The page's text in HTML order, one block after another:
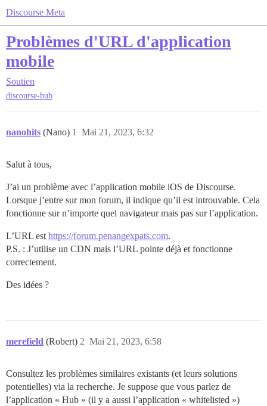
Discourse Meta
Problèmes d'URL d'application
mobile
Soutien
discourse-hub
nanohits (Nano) Mai 21, 2023, 6:32
1
Salut à tous,
J’ai un problème avec l’application mobile iOS de Discourse.
Lorsque j’entre sur mon forum, il indique qu’il est introuvable. Cela
fonctionne sur n’importe quel navigateur mais pas sur l’application.
L’URL est https://forum.penangexpats.com.
P.S. : J’utilise un CDN mais l’URL pointe déjà et fonctionne
correctement.
Des idées ?
merefield (Robert) Mai 21, 2023, 6:58
2
Consultez les problèmes similaires existants (et leurs solutions
potentielles) via la recherche. Je suppose que vous parlez de
l’application « Hub » (il y a aussi l’application « whitelisted »)